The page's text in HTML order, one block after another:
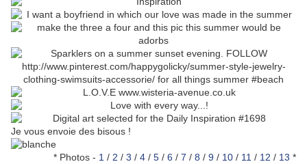
Je vous envoie des bisous !
* Photos - 1 / 2 / 3 / 4 / 5 / 6 / 7 / 8 / 9 / 10 / 11 / 12 / 13 *